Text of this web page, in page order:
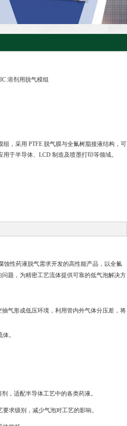
溶剂用脱气模组
，采用 PTFE 脱气膜与全氟树脂接液结构，可
于半导体、LCD 制造及喷墨打印等领域。
蚀性药液脱气需求开发的高性能产品，以全氟
题，为精密工艺流体提供可靠的低气泡解决方
气形成低压环境，利用管内外气体分压差，将
。
，适配半导体工艺中的各类药液。
求级别，减少气泡对工艺的影响。